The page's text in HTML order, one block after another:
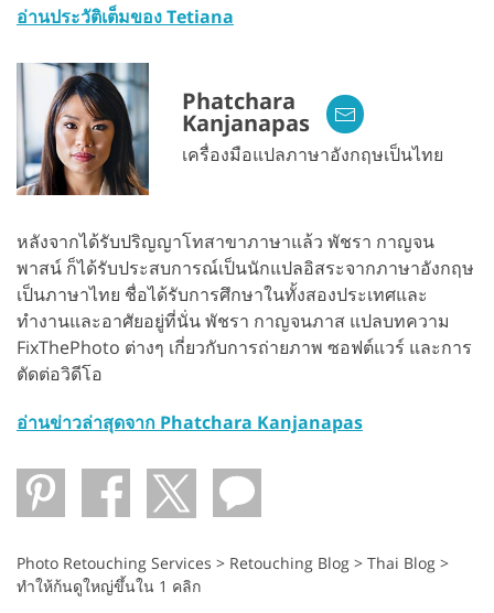
อ่านประวัติเต็มของ Tetiana
Phatchara
Kanjanapas
เครื่องมือแปลภาษาอังกฤษเป็นไทย
หลังจากได้รับปริญญาโทสาขาภาษาแล้ว พัชรา กาญจน
พาสน์ ก็ได้รับประสบการณ์เป็นนักแปลอิสระจากภาษาอังกฤษ
เป็นภาษาไทย ชื่อได้รับการศึกษาในทั้งสองประเทศและ
ทำงานและอาศัยอยู่ที่นั่น พัชรา กาญจนภาส แปลบทความ
FixThePhoto ต่างๆ เกี่ยวกับการถ่ายภาพ ซอฟต์แวร์ และการ
ตัดต่อวิดีโอ
อ่านข่าวล่าสุดจาก Phatchara Kanjanapas
Photo Retouching Services > Retouching Blog > Thai Blog >
ทำให้ก้นดูใหญ่ขึ้นใน 1 คลิก